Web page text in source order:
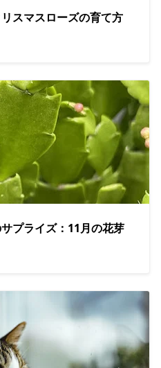
スマスローズの育て方
プライズ：11月の花芽